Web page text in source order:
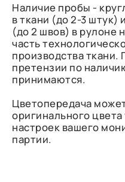
Наличие пробы -
в ткани (до 2-3 штук)
(до 2 швов) в рулоне
часть
производства ткани.
претензии по
принимаются.
Цветопередача
оригинального
настроек вашего
партии.